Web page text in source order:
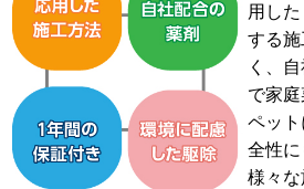
用し
する
く、
で家庭
ペッ
全性に
様々